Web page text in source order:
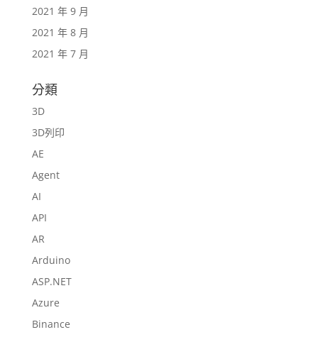
2021 年 9 月
2021 年 8 月
2021 年 7 月
分類
3D
3D列印
AE
Agent
AI
API
AR
Arduino
ASP.NET
Azure
Binance